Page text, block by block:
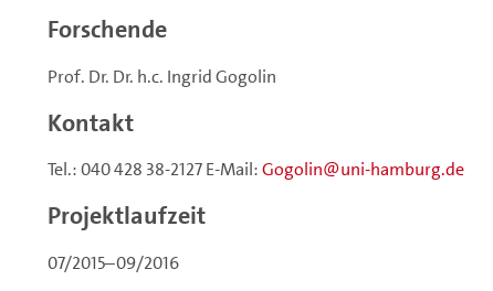
Forschende
Prof. Dr. Dr. h.c. Ingrid Gogolin
Kontakt
Tel.: 040 428 38-2127 E-Mail:Gogolin uni-hamburg.de
Projektlaufzeit
07/2015–09/2016